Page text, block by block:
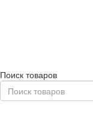
Поиск товаров